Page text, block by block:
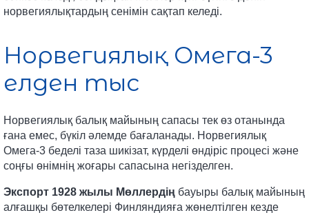
норвегиялықтардың сенімін сақтап келеді.
Норвегиялық Омега-3
елден тыс
Норвегиялық балық майының сапасы тек өз отанында
ғана емес, бүкіл әлемде бағаланады. Норвегиялық
Омега-3 беделі таза шикізат, күрделі өндіріс процесі және
соңғы өнімнің жоғары сапасына негізделген.
Экспорт 1928 жылы Мөллердің бауыры балық майының
алғашқы бөтелкелері Финляндияға жөнелтілген кезде